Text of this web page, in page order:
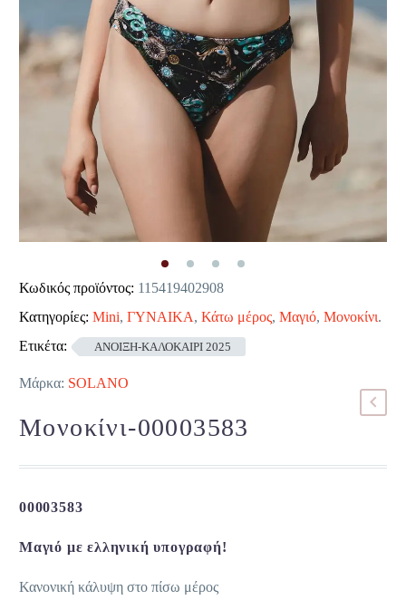
Κωδικός προϊόντος: 115419402908
Κατηγορίες: Mini, ΓΥΝΑΙΚΑ, Κάτω μέρος, Μαγιό, Μονοκίνι.
Ετικέτα:
ΑΝΟΙΞΗ-ΚΑΛΟΚΑΙΡΙ 2025
Μάρκα: SOLANO
Μονοκίνι-00003583
00003583
Μαγιό με ελληνική υπογραφή!
Κανονική κάλυψη στο πίσω μέρος